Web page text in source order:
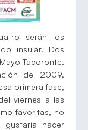
serán los
insular. Dos
Tacoronte.
del 2009,
primera fase,
viernes a las
favoritas, no
hacer